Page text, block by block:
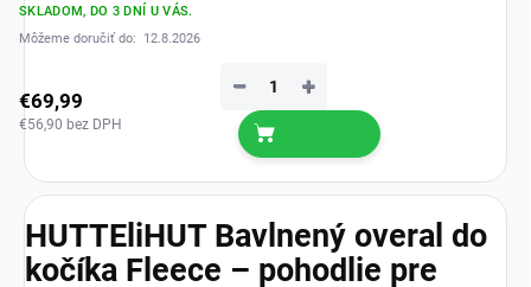
SKLADOM, DO 3 DNÍ U VÁS.
Môžeme doručiť do:
12.8.2026
€69,99
€56,90 bez DPH
+
−
HUTTEliHUT Bavlnený overal do
kočíka Fleece – pohodlie pre